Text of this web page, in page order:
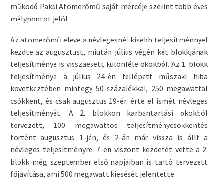
működő Paksi Atomerőmű saját mércéje szerint több éves
mélypontot jelöl.
Az atomerőmű eleve a névlegesnél kisebb teljesítménnyel
kezdte az augusztust, miután július végén két blokkjának
teljesítménye is visszaesett különféle okokból. Az 1. blokk
teljesítménye a július 24-én fellépett műszaki hiba
következtében mintegy 50 százalékkal, 250 megawattal
csökkent, és csak augusztus 19-én érte el ismét névleges
teljesítményét. A 2. blokkon karbantartási okokból
tervezett, 100 megawattos teljesítménycsökkentés
történt augusztus 1-jén, és 2-án már vissza is állt a
névleges teljesítményre. 7-én viszont kezdetét vette a 2.
blokk még szeptember első napjaiban is tartó tervezett
főjavítása, ami 500 megawatt kiesését jelentette.